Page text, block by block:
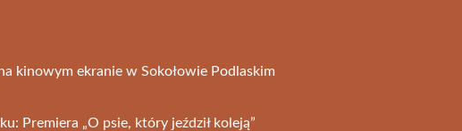
kinowym ekranie w Sokołowie Podlaskim
Premiera „O psie, który jeździł koleją”